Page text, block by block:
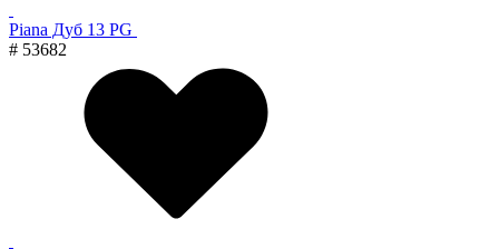
Piana Дуб 13 PG
# 53682